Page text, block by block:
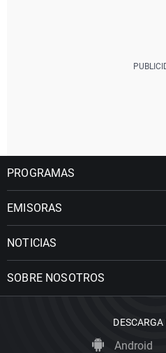
PROGRAMAS
EMISORAS
NOTICIAS
SOBRE NOSOTROS
Android